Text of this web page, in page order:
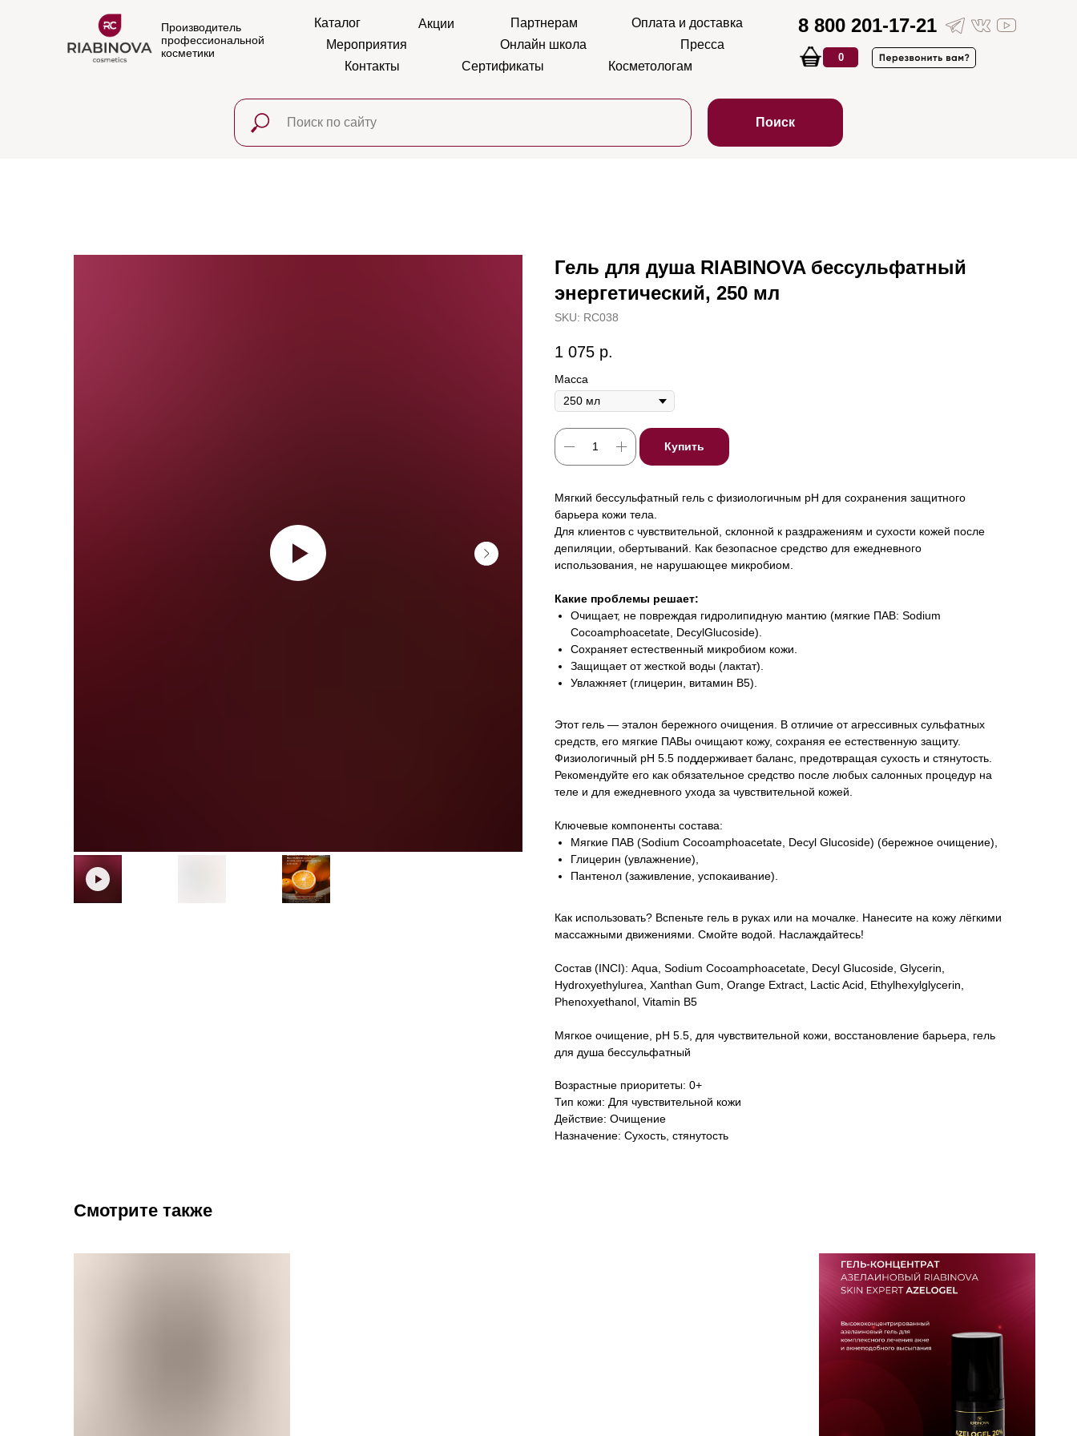
Производитель
профессиональной
косметики
Каталог
Косметологам
Партнерам
Онлайн школа
Оплата и доставка
Контакты
8 800 201-17-21
0
Мероприятия
Акции
Пресса
Сертификаты
Поиск
Гель для душа RIABINOVA бессульфатный
энергетический, 250 мл
SKU: RC038
1 075 р.
Масса
Купить
Мягкий бессульфатный гель с физиологичным pH для сохранения защитного
барьера кожи тела.
Для клиентов с чувствительной, склонной к раздражениям и сухости кожей после
депиляции, обертываний. Как безопасное средство для ежедневного
использования, не нарушающее микробиом.
Какие проблемы решает:
Очищает, не повреждая гидролипидную мантию (мягкие ПАВ: Sodium
Cocoamphoacetate, DecylGlucoside).
Сохраняет естественный микробиом кожи.
Защищает от жесткой воды (лактат).
Увлажняет (глицерин, витамин B5).
Этот гель — эталон бережного очищения. В отличие от агрессивных сульфатных
средств, его мягкие ПАВы очищают кожу, сохраняя ее естественную защиту.
Физиологичный pH 5.5 поддерживает баланс, предотвращая сухость и стянутость.
Рекомендуйте его как обязательное средство после любых салонных процедур на
теле и для ежедневного ухода за чувствительной кожей.
Ключевые компоненты состава:
Мягкие ПАВ (Sodium Cocoamphoacetate, Decyl Glucoside) (бережное очищение),
Глицерин (увлажнение),
Пантенол (заживление, успокаивание).
Как использовать? Вспеньте гель в руках или на мочалке. Нанесите на кожу лёгкими
массажными движениями. Смойте водой. Наслаждайтесь!
Состав (INCI): Aqua, Sodium Cocoamphoacetate, Decyl Glucoside, Glycerin,
Hydroxyethylurea, Xanthan Gum, Orange Extract, Lactic Acid, Ethylhexylglycerin,
Phenoxyethanol, Vitamin B5
Мягкое очищение, pH 5.5, для чувствительной кожи, восстановление барьера, гель
для душа бессульфатный
Возрастные приоритеты: 0+
Тип кожи: Для чувствительной кожи
Действие: Очищение
Назначение: Сухость, стянутость
Смотрите также